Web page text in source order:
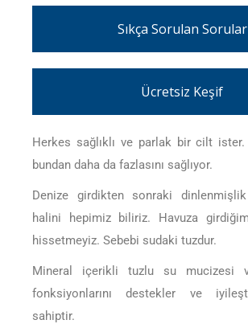
Sıkça Sorulan Sorular
Ücretsiz Keşif
Herkes sağlıklı ve parlak bir cilt
bundan daha da fazlasını sağlıyor.
Denize girdikten sonraki dinlenmişlik
halini hepimiz biliriz. Havuza
hissetmeyiz. Sebebi sudaki tuzdur.
Mineral içerikli tuzlu su mucizesi
fonksiyonlarını destekler ve
sahiptir.